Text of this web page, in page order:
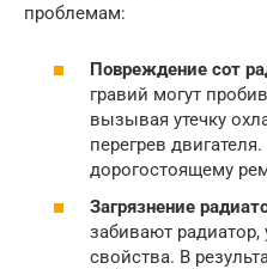
проблемам:
Повреждение сот
гравий могут
вызывая утечку
перегрев
дорогостоящему
Загрязнение
забивают
свойства. В